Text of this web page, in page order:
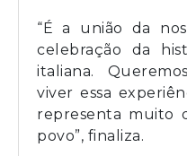
“É a união da
celebração da
italiana.
viver essa
representa muito
povo”, finaliza.